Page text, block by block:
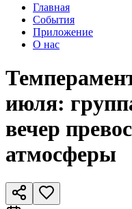
Главная
События
Приложение
О нас
июля:
вечер
атмосферы